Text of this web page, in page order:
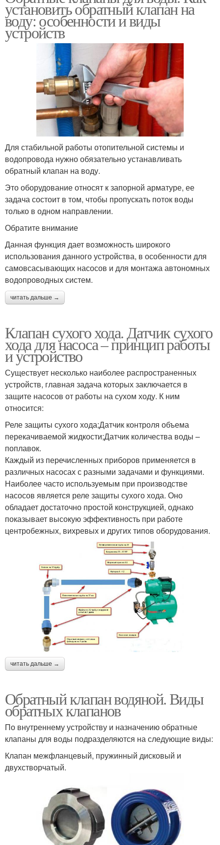
установить обратный клапан на
воду: особенности и виды
устройств
Для стабильной работы отопительной системы и
водопровода нужно обязательно устанавливать
обратный клапан на воду.
Это оборудование относят к запорной арматуре, ее
задача состоит в том, чтобы пропускать поток воды
только в одном направлении.
Обратите внимание
Данная функция дает возможность широкого
использования данного устройства, в особенности для
самовсасывающих насосов и для монтажа автономных
водопроводных систем.
читать дальше →
Клапан сухого хода. Датчик сухого
хода для насоса – принцип работы
и устройство
Существует несколько наиболее распространенных
устройств, главная задача которых заключается в
защите насосов от работы на сухом ходу. К ним
относится:
Реле защиты сухого хода;Датчик контроля объема
перекачиваемой жидкости;Датчик количества воды –
поплавок.
Каждый из перечисленных приборов применяется в
различных насосах с разными задачами и функциями.
Наиболее часто используемым при производстве
насосов является реле защиты сухого хода. Оно
обладает достаточно простой конструкцией, однако
показывает высокую эффективность при работе
центробежных, вихревых и других типов оборудования.
читать дальше →
Обратный клапан водяной. Виды
обратных клапанов
По внутреннему устройству и назначению обратные
клапаны для воды подразделяются на следующие виды:
Клапан межфланцевый, пружинный дисковый и
двухстворчатый.